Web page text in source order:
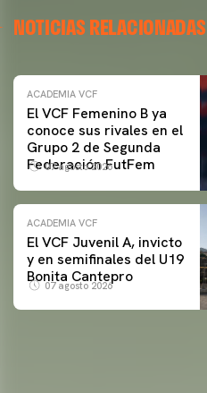
NOTICIAS RELACIONADAS
ACADEMIA VCF
El VCF Femenino B ya
conoce sus rivales en el
Grupo 2 de Segunda
Federación FutFem
07 agosto 2026
ACADEMIA VCF
El VCF Juvenil A, invicto
y en semifinales del U19
Bonita Cantepro
07 agosto 2026